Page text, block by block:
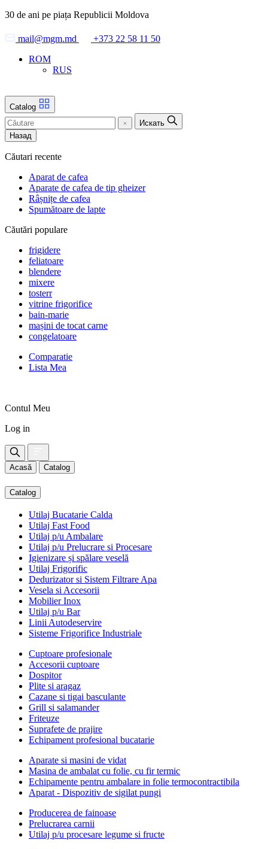
Skip
the
content
30 de ani pe piața Republicii Moldova
mail@mgm.md
+373 22 58 11 50
ROM
RUS
Catalog
Искать
Назад
Căutari recente
Aparat de cafea
Aparate de cafea de tip gheizer
Râșnițe de cafea
Spumătoare de lapte
Căutări populare
frigidere
feliatoare
blendere
mixere
tosterr
vitrine frigorifice
bain-marie
mașini de tocat carne
congelatoare
Comparatie
Lista Mea
Contul Meu
Log in
Acasă Catalog
Catalog
Utilaj Bucatarie Calda
Utilaj Fast Food
Utilaj p/u Ambalare
Utilaj p/u Prelucrare si Procesare
Igienizare și spălare veselă
Utilaj Frigorific
Dedurizator si Sistem Filtrare Apa
Vesela si Accesorii
Mobilier Inox
Utilaj p/u Bar
Linii Autodeservire
Sisteme Frigorifice Industriale
Cuptoare profesionale
Accesorii cuptoare
Dospitor
Plite si aragaz
Cazane si tigai basculante
Grill si salamander
Friteuze
Suprafete de prajire
Echipament profesional bucatarie
Aparate si masini de vidat
Masina de ambalat cu folie, cu fir termic
Echipamente pentru ambalare in folie termocontractibila
Aparat - Dispozitiv de sigilat pungi
Producerea de fainoase
Prelucrarea carnii
Utilaj p/u procesare legume si fructe